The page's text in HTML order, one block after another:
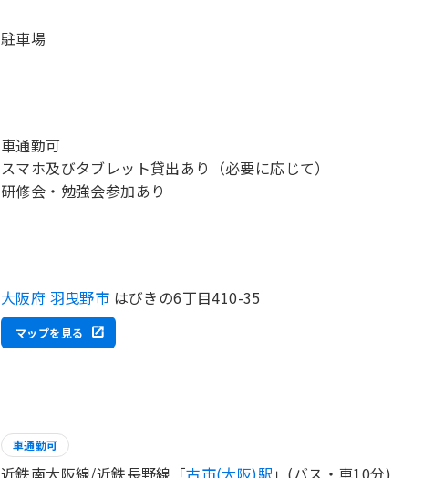
駐車場
車通勤可
スマホ及びタブレット貸出あり（必要に応じて）
研修会・勉強会参加あり
大阪府 羽曳野市 はびきの6丁目410-35
マップを見る
車通勤可
近鉄南大阪線/近鉄長野線「古市(大阪)駅 」(バス・車10分)